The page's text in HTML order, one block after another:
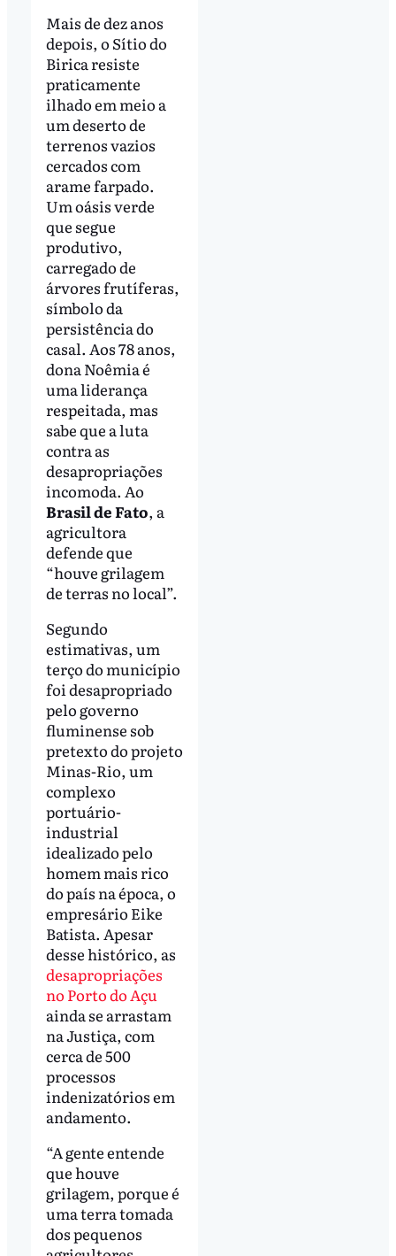
Mais de dez anos
depois, o Sítio do
Birica resiste
praticamente
ilhado em meio a
um deserto de
terrenos vazios
cercados com
arame farpado.
Um oásis verde
que segue
produtivo,
carregado de
árvores frutíferas,
símbolo da
persistência do
casal. Aos 78 anos,
dona Noêmia é
uma liderança
respeitada, mas
sabe que a luta
contra as
desapropriações
incomoda. Ao
Brasil de Fato, a
agricultora
defende que
“houve grilagem
de terras no local”.
Segundo
estimativas, um
terço do município
foi desapropriado
pelo governo
fluminense sob
pretexto do projeto
Minas-Rio, um
complexo
portuário-
industrial
idealizado pelo
homem mais rico
do país na época, o
empresário Eike
Batista. Apesar
desse histórico, as
desapropriações
no Porto do Açu
ainda se arrastam
na Justiça, com
cerca de 500
processos
indenizatórios em
andamento.
“A gente entende
que houve
grilagem, porque é
uma terra tomada
dos pequenos